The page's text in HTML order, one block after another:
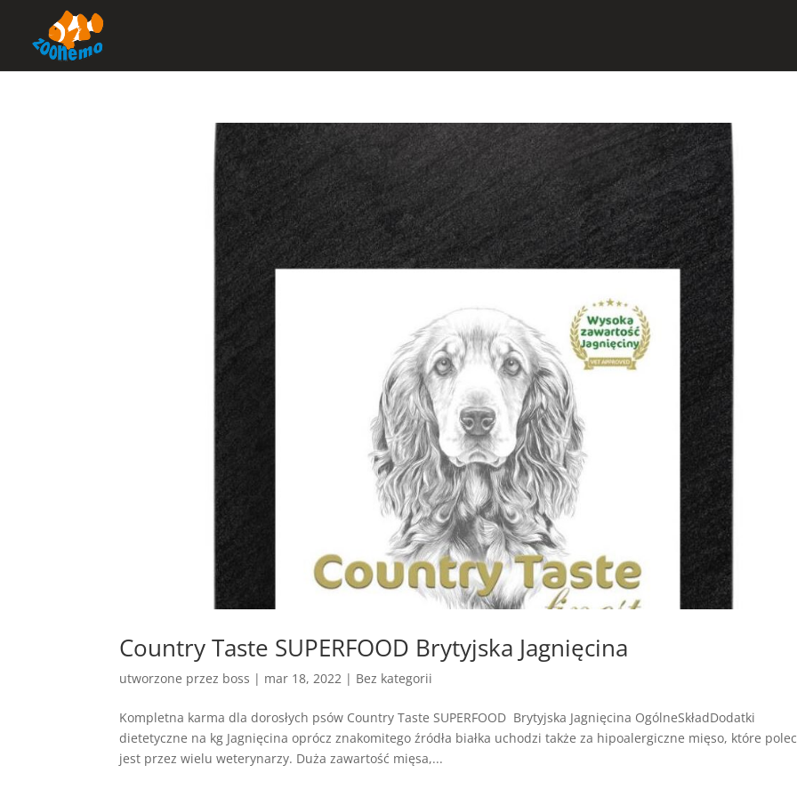
Country Taste SUPERFOOD Brytyjska Jagnięcina
utworzone przez boss | mar 18, 2022 | Bez kategorii
Kompletna karma dla dorosłych psów Country Taste SUPERFOOD Brytyjska Jagnięcina OgólneSkładDodatki
dietetyczne na kg Jagnięcina oprócz znakomitego źródła białka uchodzi także za hipoalergiczne mięso, które
jest przez wielu weterynarzy. Duża zawartość mięsa,...